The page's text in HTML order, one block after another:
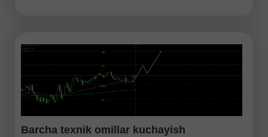
Barcha texnik omillar kuchayish